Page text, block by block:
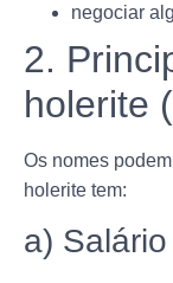
negociar
2.
holerite
Os nomes
holerite tem:
a)